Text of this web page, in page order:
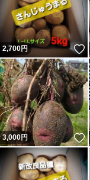
2,700円
3,000円